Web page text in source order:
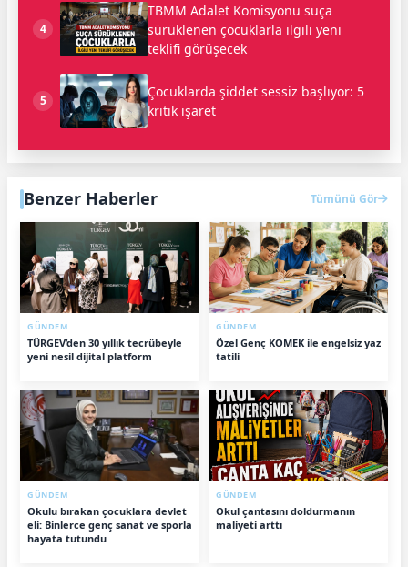
4
TBMM Adalet Komisyonu suça
sürüklenen çocuklarla ilgili yeni
teklifi görüşecek
5
Çocuklarda şiddet sessiz başlıyor: 5
kritik işaret
Benzer Haberler Tümünü Gör
GÜNDEM
TÜRGEV’den 30 yıllık tecrübeyle
yeni nesil dijital platform
GÜNDEM
Özel Genç KOMEK ile engelsiz yaz
tatili
GÜNDEM
Okulu bırakan çocuklara devlet
eli: Binlerce genç sanat ve sporla
hayata tutundu
GÜNDEM
Okul çantasını doldurmanın
maliyeti arttı